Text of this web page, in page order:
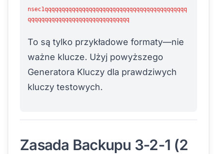
nsec1qqqqqqqqqqqqqqqqqqqqqqqqqqqqqqqqqqqqqqqqqq
qqqqqqqqqqqqqqqqqqqqqqqqqqqqqq
To są tylko przykładowe formaty—nie
ważne klucze. Użyj powyższego
Generatora Kluczy dla prawdziwych
kluczy testowych.
Zasada Backupu 3-2-1 (2